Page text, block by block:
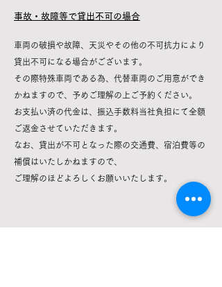
事故・故障等で貸出不可の場合
車両の破損や故障、天災やその他の不可抗力により
貸出不可になる場合がございます。
その際特殊車両である為、代替車両のご用意ができ
かねますので、予めご理解の上ご予約ください。
お支払い済の代金は、振込手数料当社負担にて全額
ご返金させていただきます。
なお、貸出が不可となった際の交通費、宿泊費等の
補償はいたしかねますので、
​ご理解のほどよろしくお願いいたします。